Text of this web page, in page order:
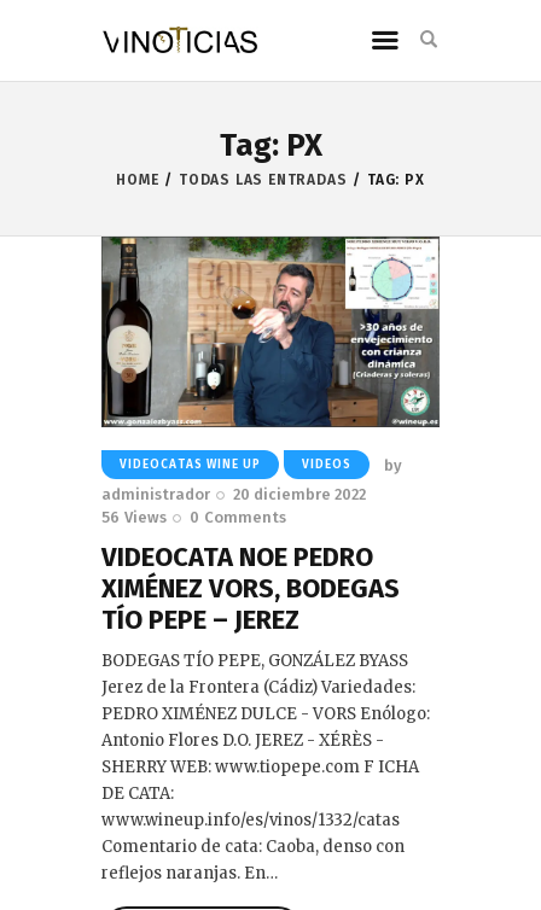
Tag: PX
HOME TODAS LAS ENTRADAS TAG: PX
VIDEOCATAS WINE UP VIDEOS
by
administrador
20 diciembre 2022
56 Views 0 Comments
VIDEOCATA NOE PEDRO
XIMÉNEZ VORS, BODEGAS
TÍO PEPE – JEREZ
BODEGAS TÍO PEPE, GONZÁLEZ BYASS
Jerez de la Frontera (Cádiz) Variedades:
PEDRO XIMÉNEZ DULCE - VORS Enólogo:
Antonio Flores D.O. JEREZ - XÉRÈS -
SHERRY WEB: www.tiopepe.com F ICHA
DE CATA:
www.wineup.info/es/vinos/1332/catas
Comentario de cata: Caoba, denso con
reflejos naranjas. En…